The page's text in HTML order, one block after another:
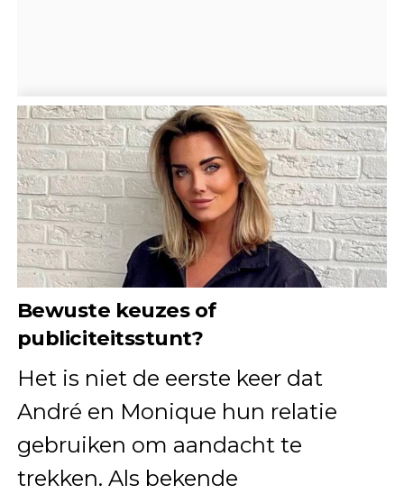
Bewuste keuzes of
publiciteitsstunt?
Het is niet de eerste keer dat
André en Monique hun relatie
gebruiken om aandacht te
trekken. Als bekende